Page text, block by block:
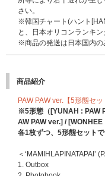
※ストア別特典は先着です
※‘MAMIHLAPINATAPAI’ 3
er.) 5形態セットをご予約
ご予約ください。CDを1
さい。
※韓国チャート(ハント
と、日本オリコンランキ
※商品の発送は日本国内の
商品紹介
PAW PAW ver.【5形態セッ
※5形態（[YUNAH : PAW
AW PAW ver.] /
各1枚ずつ、5形態セットで
＜‘MAMIHLAPINATAPAI’
1. Outbox